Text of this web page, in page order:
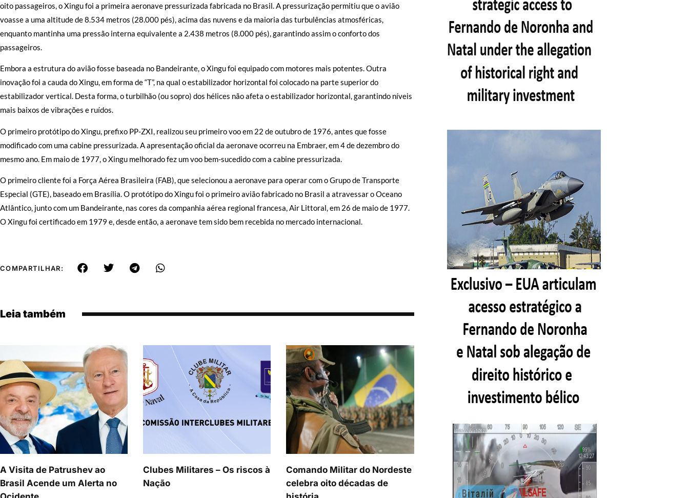
oito passageiros, o Xingu foi a primeira aeronave pressurizada fabricada no Brasil. A pressurização permitiu que o avião
voasse a uma altitude de 8.534 metros (28.000 pés), acima das nuvens e da maioria das turbulências atmosféricas,
enquanto mantinha uma pressão interna equivalente a 2.438 metros (8.000 pés), garantindo assim o conforto dos
passageiros.
Embora a estrutura do avião fosse baseada no Bandeirante, o Xingu foi equipado com motores mais potentes. Outra
inovação foi a cauda do Xingu, em forma de “T”, na qual o estabilizador horizontal foi colocado na parte superior do
estabilizador vertical. Desta forma, o turbilhão (ou sopro) dos hélices não afeta o estabilizador horizontal, garantindo níveis
mais baixos de vibrações e ruídos.
O primeiro protótipo do Xingu, prefixo PP-ZXI, realizou seu primeiro voo em 22 de outubro de 1976, antes que fosse
modificado com uma cabine pressurizada. A apresentação oficial da aeronave ocorreu na Embraer, em 4 de dezembro do
mesmo ano. Em maio de 1977, o Xingu melhorado fez um voo bem-sucedido com a cabine pressurizada.
O primeiro cliente foi a Força Aérea Brasileira (FAB), que selecionou a aeronave para operar com o Grupo de Transporte
Especial (GTE), baseado em Brasília. O protótipo do Xingu foi o primeiro avião fabricado no Brasil a atravessar o Oceano
Atlântico, junto com um Bandeirante, nas cores da companhia aérea regional francesa, Air Littoral, em 26 de maio de 1977.
O Xingu foi certificado em 1979 e, desde então, a aeronave tem sido bem recebida no mercado internacional.
COMPARTILHAR:
Leia também
A Visita de Patrushev ao
Brasil Acende um Alerta no
Clubes Militares – Os riscos à
Nação
Comando Militar do Nordeste
celebra oito décadas de